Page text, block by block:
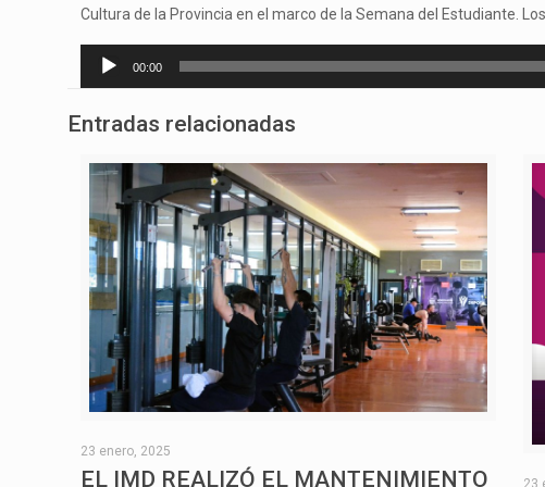
Cultura de la Provincia en el marco de la Semana del Estudiante.
Reproductor
00:00
Entradas relacionadas
23 enero, 2025
EL IMD REALIZÓ EL MANTENIMIENTO